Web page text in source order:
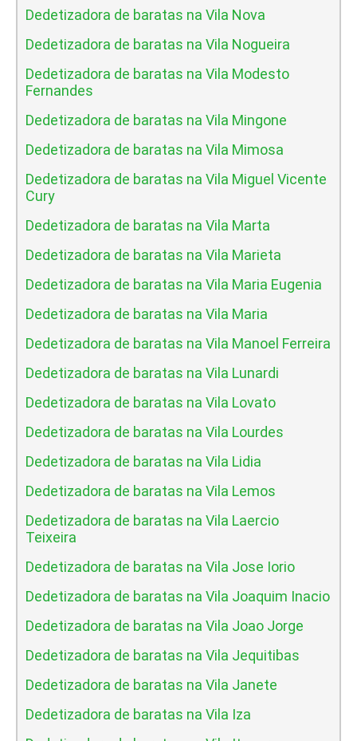
Dedetizadora de baratas na Vila Nova
Dedetizadora de baratas na Vila Nogueira
Dedetizadora de baratas na Vila Modesto
Fernandes
Dedetizadora de baratas na Vila Mingone
Dedetizadora de baratas na Vila Mimosa
Dedetizadora de baratas na Vila Miguel Vicente
Cury
Dedetizadora de baratas na Vila Marta
Dedetizadora de baratas na Vila Marieta
Dedetizadora de baratas na Vila Maria Eugenia
Dedetizadora de baratas na Vila Maria
Dedetizadora de baratas na Vila Manoel Ferreira
Dedetizadora de baratas na Vila Lunardi
Dedetizadora de baratas na Vila Lovato
Dedetizadora de baratas na Vila Lourdes
Dedetizadora de baratas na Vila Lidia
Dedetizadora de baratas na Vila Lemos
Dedetizadora de baratas na Vila Laercio
Teixeira
Dedetizadora de baratas na Vila Jose Iorio
Dedetizadora de baratas na Vila Joaquim Inacio
Dedetizadora de baratas na Vila Joao Jorge
Dedetizadora de baratas na Vila Jequitibas
Dedetizadora de baratas na Vila Janete
Dedetizadora de baratas na Vila Iza